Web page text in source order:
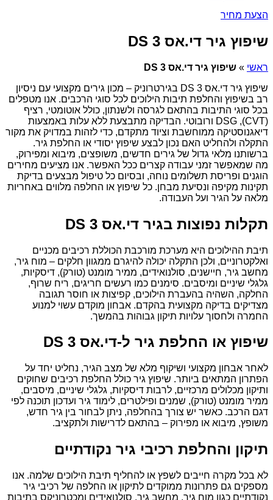
הצעת מחיר
שיפוץ גיר די.אס DS 3
ראשי » שיפוץ גיר די.אס DS 3
שיפוץ גיר די.אס DS 3 בגירטרוניק – מכון גירים מקצועי עם ניסיון
רב בשיפוץ והחלפת תיבות הילוכים לכל סוגי הרכבים. אנו מטפלים
בכל סוגי התיבות בהתאם לגרסה ולשנתון, כולל אוטומטי, רציף
(CVT), DSG ורובוטי. הבדיקה מתבצעת ללא עלות באמצעות
דיאגנוסטיקה ממוחשבת וציוד מתקדם, כדי לזהות במדויק את מקור
התקלה ולהחליט האם נכון לבצע שיפוץ יסודי או החלפת גיר.
ברשותנו מלאי גדול של גירים חדשים, משופצים, מיבוא ומפירוק,
מה שמאפשר זמני עבודה קצרים ככל האפשר. אנו מציעים מחירים
הוגנים ופריסת תשלומים נוחה, ובסיום כל טיפול מבצעים בדיקת
תקינות מקיפה ונסיעת מבחן. כל שיפוץ או החלפה מלווים באחריות
מלאה על הגיר ועל העבודה.
תקלות נפוצות בגיר די.אס DS 3
תיבת ההילוכים היא מערכת מורכבת הכוללת רכיבים מכניים
ואלקטרוניים, ולכן התקלה יכולה להיגרם ממגוון חלקים – מוח גיר,
מחשב גיר, חיישנים, סולנואידים, ממיר מומנט (טורק), דיסקיות,
גלגלי שיניים ומיסבים. סימנים כמו רעשים חריגים, ריח שרוף,
החלקה, השהיה בהעברת הילוכים, קפיצות או חוסר תגובה
מצדיקים בדיקה מקצועית בהקדם. אבחון מוקדם עשוי למנוע
החמרה ולחסוך עלויות תיקון גבוהות בהמשך.
שיפוץ או החלפת גיר ל-די.אס DS 3
לאחר אבחון מקצועי ושיקוף מלא של מצב הגיר, נחליט יחד על
הפתרון המתאים ביותר. שיפוץ גיר כולל החלפת רכיבים שחוקים
ותיקון מכלולים מרכזיים, לרבות דיסקיות, גלגלי שיניים, מיסבים,
ממיר מומנט (טורק), שמנים ופילטרים, לימוד גיר ועדכון תוכנה לפי
דגם הרכב. כאשר יש צורך בהחלפה, ניתן לבחור בין גיר חדש,
משופץ, מיבוא או מפירוק – בהתאם לדרישות ולתקציב.
תיקון והחלפת רכיבי גיר נקודתיים
לא בכל מקרה חייבים לשפץ או להחליף תיבת הילוכים שלמה. אנו
מספקים גם פתרונות ממוקדים לתיקון או החלפה של רכיבי גיר
נקודתיים כגון מוח גיר, מחשב גיר, סולנואידים ומכטרוניקס בתיבות